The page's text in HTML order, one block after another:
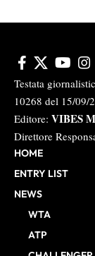
Testata
10268 del 15/09/
Editore: VIBES
Direttore
HOME
ENTRY LIST
NEWS
WTA
ATP